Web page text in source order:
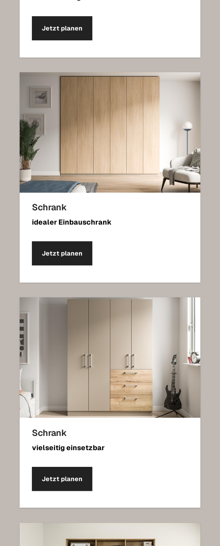
Jetzt planen
Schrank
idealer Einbauschrank
Jetzt planen
Schrank
vielseitig einsetzbar
Jetzt planen